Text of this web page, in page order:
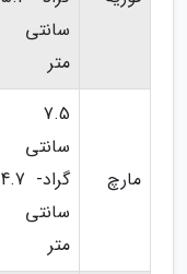
سانتی
متر
مارچ
7.5
سانتی
گراد- 4.7
سانتی
متر